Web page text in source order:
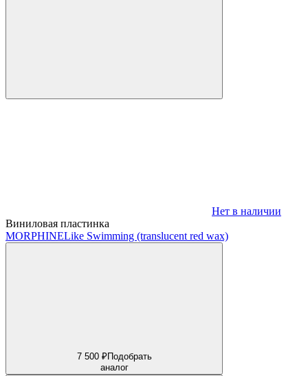
Нет в наличии
Виниловая пластинка
MORPHINELike Swimming (translucent red wax)
7 500 ₽Подобрать
аналог